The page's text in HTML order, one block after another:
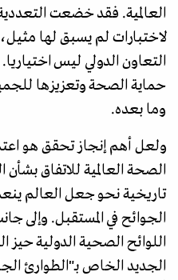
العالمية. فقد خضعت
لاختبارات لم يسبق لها
التعاون الدولي ليس
وما بعده.
ولعل أهم إنجاز تحقق هو
الصحة العالمية للاتفاق
تاريخية نحو جعل العالم
الجوائح في المستقبل. وإلى
اللوائح الصحية الدولية حيز
الجديد الخاص بـ"الطوارئ